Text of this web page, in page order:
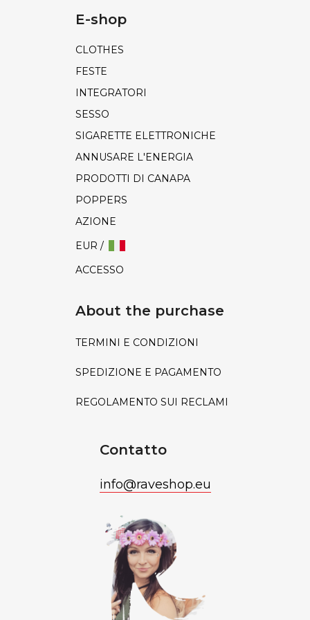
E-shop
CLOTHES
FESTE
INTEGRATORI
SESSO
SIGARETTE ELETTRONICHE
ANNUSARE L'ENERGIA
PRODOTTI DI CANAPA
POPPERS
AZIONE
EUR /
ACCESSO
About the purchase
TERMINI E CONDIZIONI
SPEDIZIONE E PAGAMENTO
REGOLAMENTO SUI RECLAMI
Contatto
info@raveshop.eu